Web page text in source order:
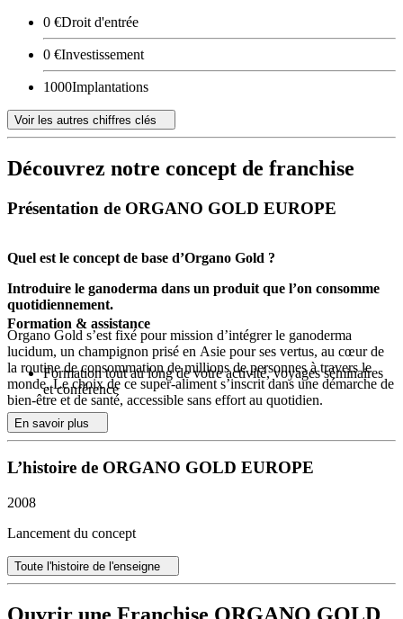
0 €Droit d'entrée
0 €Investissement
1000Implantations
Voir les autres chiffres clés
Découvrez notre concept de franchise
Présentation de ORGANO GOLD EUROPE
Quel est le concept de base d’Organo Gold ?
Introduire le ganoderma dans un produit que l’on consomme
quotidiennement.
Organo Gold s’est fixé pour mission d’intégrer le ganoderma
lucidum, un champignon prisé en Asie pour ses vertus, au cœur de
la routine de consommation de millions de personnes à travers le
monde. Le choix de ce super-aliment s’inscrit dans une démarche de
bien-être et de santé, accessible sans effort au quotidien.
Quel meilleur vecteur pour diffuser les bienfaits du ganoderma
qu’un produit apprécié et présent dans de nombreux foyers ? Le café
s’est naturellement imposé comme l’allié idéal. Présent sur chaque
complément alimentaire à chaque moment de la journée.
L’innovation Organo Gold : le café santé enrichi au ganoderma
Le café santé Organo Gold combine plaisir gustatif et attention
portée au bien-être. Grâce à la présence du ganoderma, il atténue les
effets parfois trop toniques de la caféine, permettant à chacun de
savourer sa boisson à tout moment de la journée, y compris le soir.
Formation & assistance
Formation tout au long de votre activité, voyages séminaires
et conférence
En savoir plus
L’histoire de ORGANO GOLD EUROPE
2008
Lancement du concept
Toute l'histoire de l'enseigne